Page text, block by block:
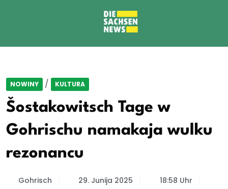
NOWINY / KULTURA
Šostakowitsch Tage w
Gohrischu namakaja wulku
rezonancu
Gohrisch 29. Junija 2025 18:58 Uhr